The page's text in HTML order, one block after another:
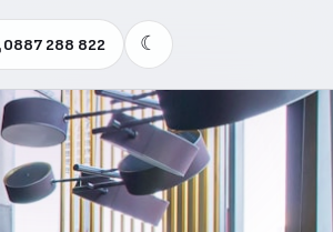
0887 288 822 ☾